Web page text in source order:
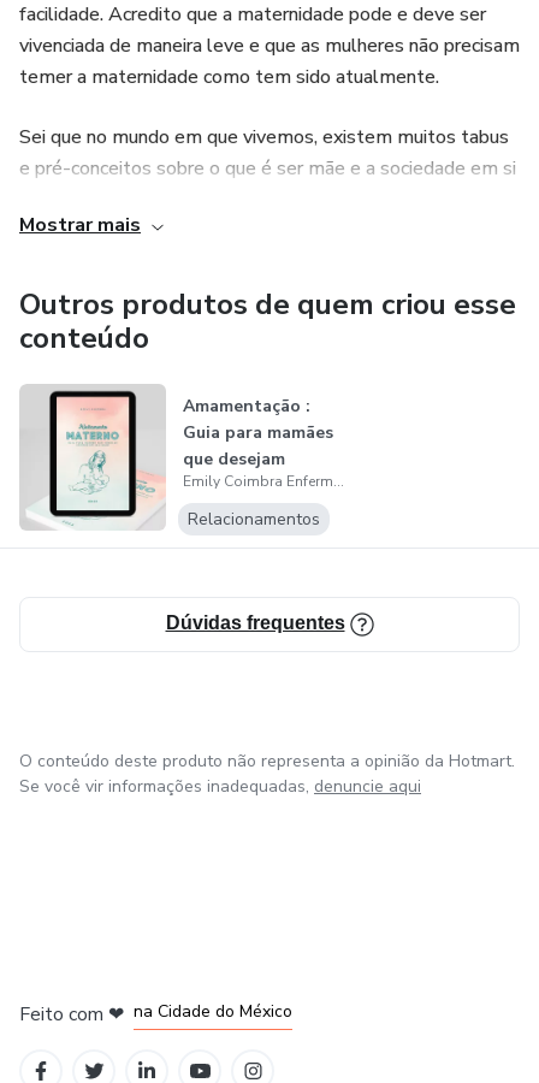
facilidade. Acredito que a maternidade pode e deve ser
vivenciada de maneira leve e que as mulheres não precisam
temer a maternidade como tem sido atualmente.
Sei que no mundo em que vivemos, existem muitos tabus
e pré-conceitos sobre o que é ser mãe e a sociedade em si
assustando as mães com experiências ruins de algumas
possível ter um parto natural menos doloroso, é possível
amamentar sem dor e é possível ser uma boa mãe sem
deixar de ser você mesma para isso.
E é por isso que estou aqui para te ajudar a viver a
maternidade de maneira saudável e leve. Vamos juntas
colocar no mundo crianças saudáveis e felizes?
Mostrar mais
Outros produtos de quem criou esse
conteúdo
Amamentação :
Guia para mamães
que desejam
amamentar seu
beb...
Emily Coimbra Enfermeira
Relacionamentos
Dúvidas frequentes
O conteúdo deste produto não representa a opinião da Hotmart.
Se você vir informações inadequadas, denuncie aqui
Feito com ❤ na Cidade do México